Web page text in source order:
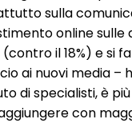
sulla
online sulle
il 18%) e si
ai nuovi media –
di specialisti, è
con